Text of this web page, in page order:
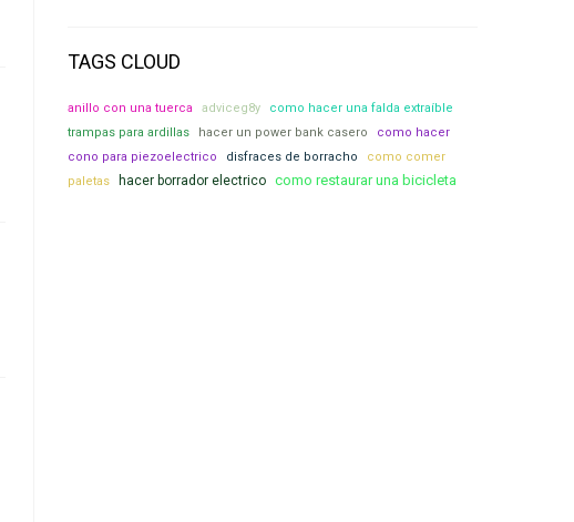
TAGS CLOUD
anillo con una tuerca adviceg8y
como hacer una falda extraíble
trampas para ardillas
hacer un power bank casero
como hacer
cono para piezoelectrico
disfraces de borracho
como comer
paletas
hacer borrador electrico como restaurar una bicicleta